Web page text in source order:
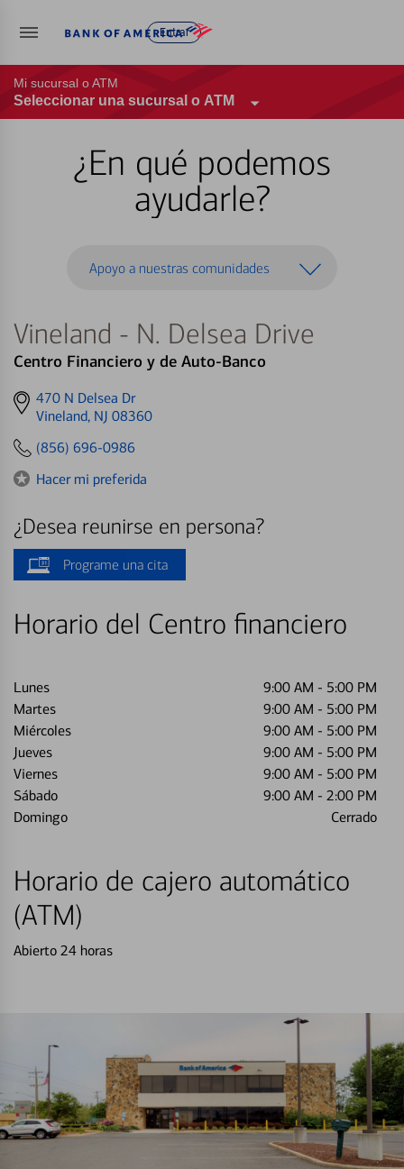
Entrar
Mi sucursal o ATM
Seleccionar una sucursal o ATM
¿En qué podemos
ayudarle?
Apoyo a nuestras comunidades
Vineland - N. Delsea Drive
Centro Financiero y de Auto-Banco
Get
directions
470 N Delsea Dr
Vineland, NJ 08360
(856) 696-0986
Hacer mi preferida
¿Desea reunirse en persona?
Programe una cita
Horario del Centro financiero
Lunes 9:00 AM - 5:00 PM
Martes
9:00 AM - 5:00 PM
Miércoles
9:00 AM - 5:00 PM
Jueves
9:00 AM - 5:00 PM
Viernes
9:00 AM - 5:00 PM
Sábado
9:00 AM - 2:00 PM
Domingo
Cerrado
Horario de cajero automático
(ATM)
Abierto 24 horas